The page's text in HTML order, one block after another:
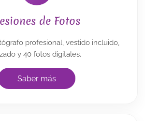
de Fotos
profesional, vestido incluido,
y 40 fotos digitales.
Saber más